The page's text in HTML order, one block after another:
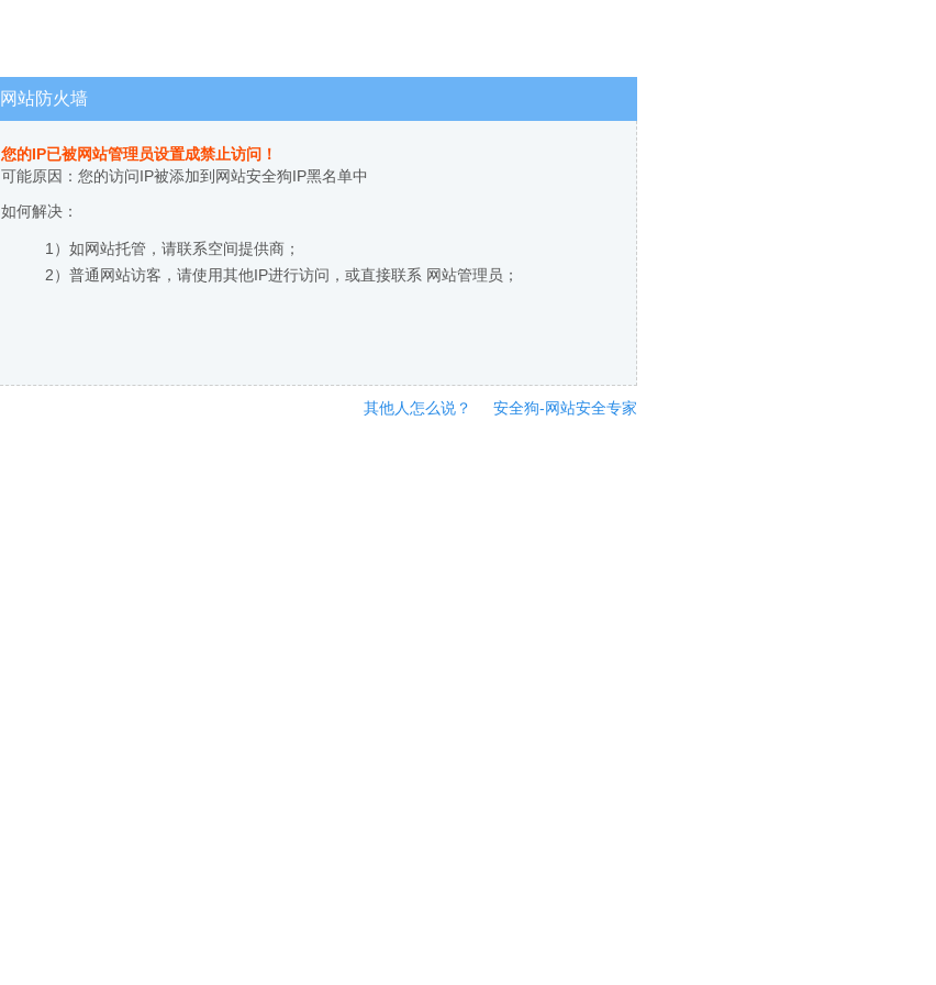
网站防火墙
您的IP已被网站管理员设置成禁止访问！
可能原因：您的访问IP被添加到网站安全狗IP黑名单中
如何解决：
1）如网站托管，请联系空间提供商；
2）普通网站访客，请使用其他IP进行访问，或直接联系 网站管理员；
其他人怎么说？ 安全狗-网站安全专家